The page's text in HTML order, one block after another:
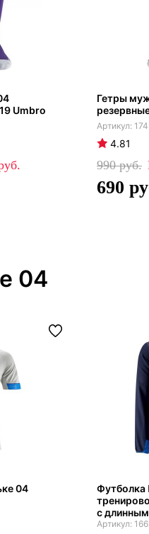
Umbro
Гетры
4.81
990
690
04
04
Футболка
с